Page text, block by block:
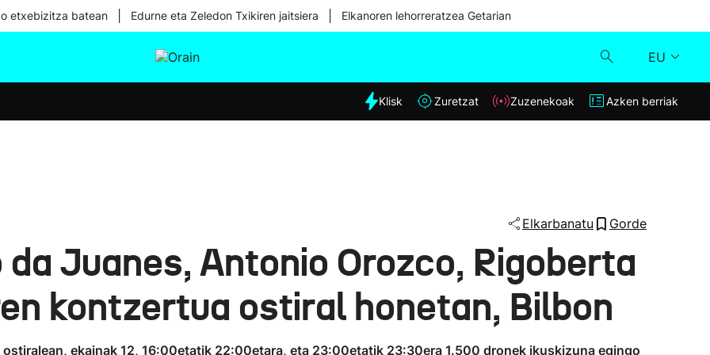
etxebizitza batean Edurne eta Zeledon Txikiren jaitsiera Elkanoren lehorreratzea Getarian
EU
Eguraldia
Klisk
Azken berriak
Klisk Zuretzat Zuzenekoak Azken berriak
Elkarbanatu Gorde
Juanes, Antonio Orozco, Rigoberta
kontzertua ostiral honetan, Bilbon
ekainak 12, 16:00etatik 22:00etara, eta 23:00etatik 23:30era 1.500 dronek ikuskizuna egingo